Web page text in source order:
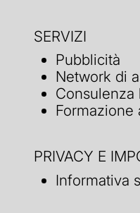
SERVIZI
Pubblicità
Network di
Consulenza
Formazione
PRIVACY E
Informativa